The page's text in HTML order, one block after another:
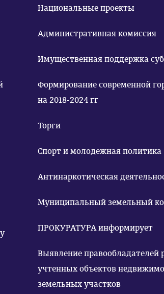
Национальные проекты
Административная комиссия
Имущественная поддержка
Формирование современной
на 2018-2024 гг
Торги
Спорт и молодежная политика
Антинаркотическая
Муниципальный земельный
ПРОКУРАТУРА информирует
Выявление правообладателей
учтенных объектов
земельных участков